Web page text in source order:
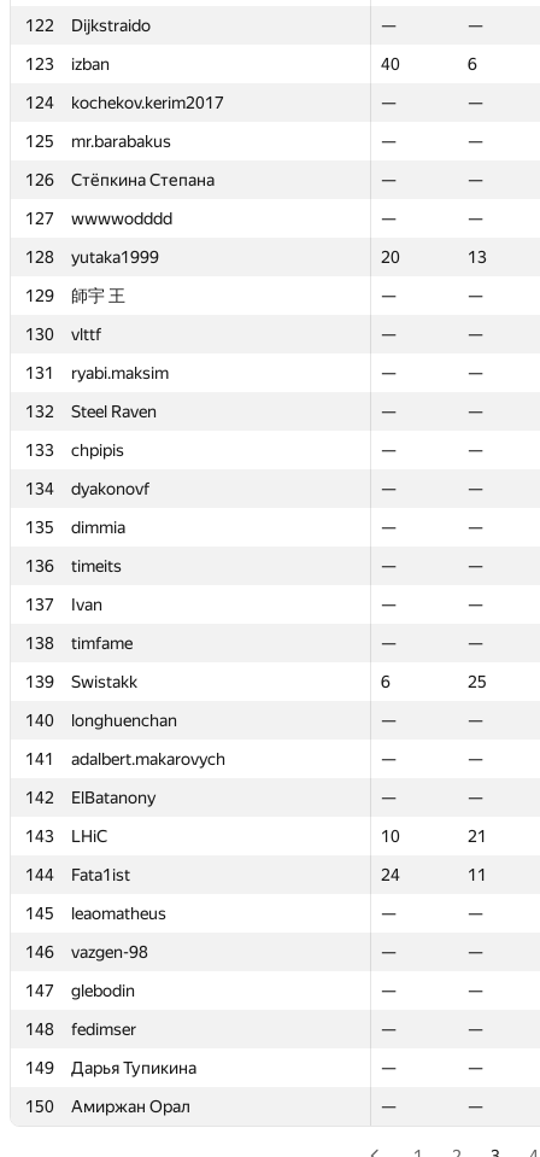
122
Dijkstraido —
—
123
izban 40
6
124
kochekov.kerim2017 —
—
125
mr.barabakus —
—
126
Стёпкина Степана —
—
127
wwwwodddd —
—
128
yutaka1999 20
13
129
師宇 王 —
—
130
vlttf —
—
131
ryabi.maksim —
—
132
Steel Raven —
—
133
chpipis —
—
134
dyakonovf —
—
135
dimmia —
—
136
timeits —
—
137
Ivan —
—
138
timfame —
—
139
Swistakk 6
25
140
longhuenchan —
—
141
adalbert.makarovych —
—
142
ElBatanony —
—
143
LHiC 10
21
144
Fata1ist 24
11
145
leaomatheus —
—
146
vazgen-98 —
—
147
glebodin —
—
148
fedimser —
—
149
Дарья Тупикина —
—
150
Амиржан Орал — —
122
Dijkstraido —
—
123
izban 40
6
124
kochekov.kerim2017 —
—
125
mr.barabakus —
—
126
Стёпкина Степана —
—
127
wwwwodddd —
—
128
yutaka1999 20
13
129
師宇 王 —
—
130
vlttf —
—
131
ryabi.maksim —
—
132
Steel Raven —
—
133
chpipis —
—
134
dyakonovf —
—
135
dimmia —
—
136
timeits —
—
137
Ivan —
—
138
timfame —
—
139
Swistakk 6
25
140
longhuenchan —
—
141
adalbert.makarovych —
—
142
ElBatanony —
—
143
LHiC 10
21
144
Fata1ist 24
11
145
leaomatheus —
—
146
vazgen-98 —
—
147
glebodin —
—
148
fedimser —
—
149
Дарья Тупикина —
—
150
Амиржан Орал — —